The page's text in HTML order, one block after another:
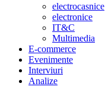
electrocasnice
electronice
IT&C
Multimedia
E-commerce
Evenimente
Interviuri
Analize